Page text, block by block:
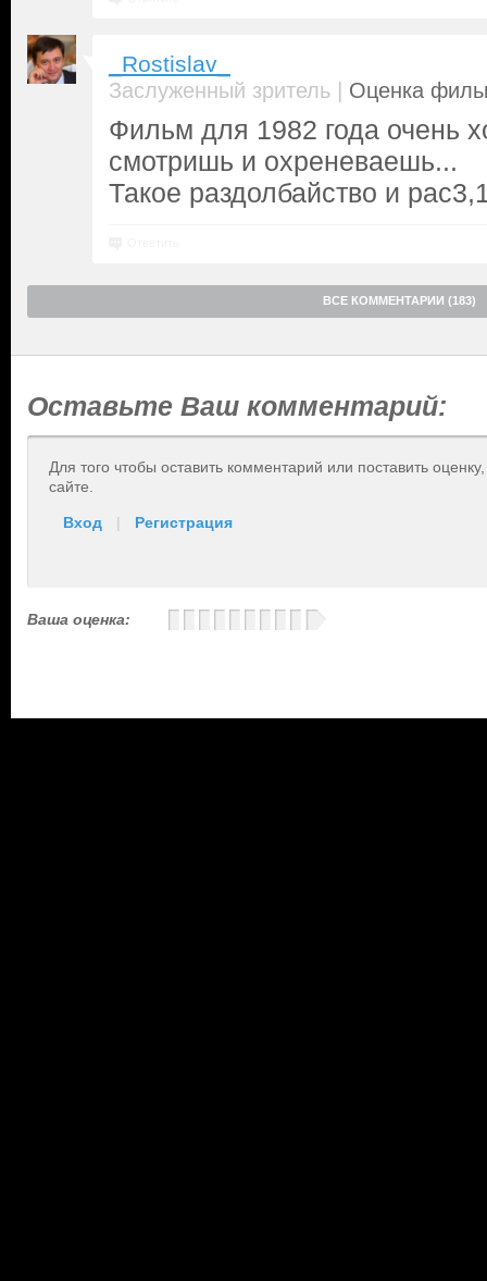
_Rostislav_
Заслуженный зритель | Оценка
Фильм для 1982 года очень
смотришь и охреневаешь...
Такое раздолбайство и
ВСЕ КОММЕНТАРИИ (183)
Оставьте Ваш комментарий:
Для того чтобы оставить комментарий или поставить
сайте.
Вход | Регистрация
Ваша оценка: